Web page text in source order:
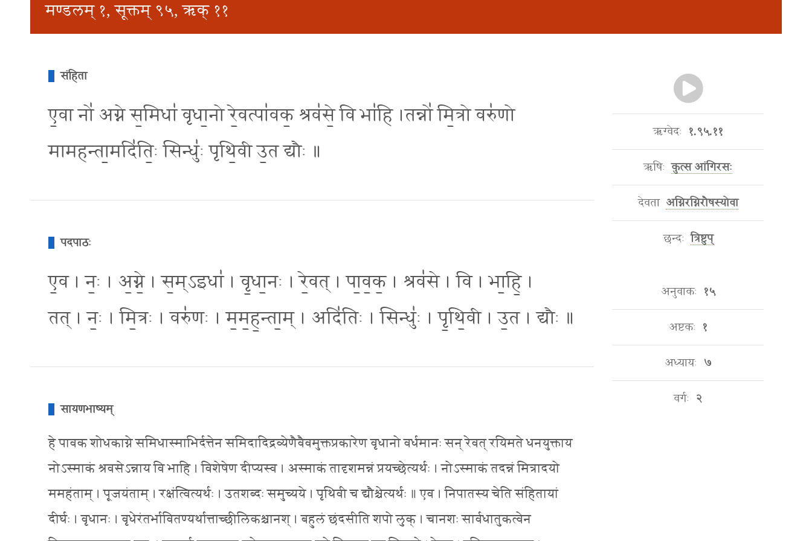
मण्डलम् १, सूक्तम् ९५, ऋक् ११
संहिता
ए॒वा नो॑ अग्ने स॒मिधा॑ वृधा॒नो रे॒वत्पा॑वक॒ श्रव॑से॒ वि भा॑हि ।तन्नो॑ मि॒त्रो वरु॑णो
मामहन्ता॒मदि॑ति॒ः सिन्धु॑ः पृथि॒वी उ॒त द्यौः ॥
पदपाठः
ए॒व । नः॒ । अ॒ग्ने॒ । स॒म्ऽइधा॑ । वृ॒धा॒नः । रे॒वत् । पा॒व॒क॒ । श्रव॑से । वि । भा॒हि॒ ।
तत् । नः॒ । मि॒त्रः । वरु॑णः । म॒म॒ह॒न्ता॒म् । अदि॑तिः । सिन्धुः॑ । पृ॒थि॒वी । उ॒त । द्यौः ॥
सायणभाष्यम्
हे पावक शोधकाग्ने समिधास्माभिर्दत्तेन समिदादिद्रव्येणैवैवमुक्तप्रकारेण वृधानो वर्धमानः सन् रेवत् रयिमते धनयुक्ताय
नोऽस्माकं श्रवसेऽन्नाय वि भाहि । विशेषेण दीप्यस्व । अस्माकं तादृशमन्नं प्रयच्छेत्यर्थः । नोऽस्माकं तदन्नं मित्रादयो
ममहंताम् । पूजयंताम् । रक्षंत्वित्यर्थः । उतशब्दः समुच्यये । पृथिवी च द्यौश्चेत्यर्थः ॥ एव । निपातस्य चेति संहितायां
दीर्घः । वृधानः । वृधेरंतर्भावितण्यर्थात्ताच्छीलिकश्चानश् । बहुलं छंदसीति शपो लुक् । चानशः सार्वधातुकत्वेन
ऋग्वेदः १.९५.११
ऋषिः कुत्स आंगिरसः
देवता अग्निरग्निरौषस्योवा
छन्दः त्रिष्टुप्
अनुवाकः १५
अष्टकः १
अध्यायः ७
वर्गः २